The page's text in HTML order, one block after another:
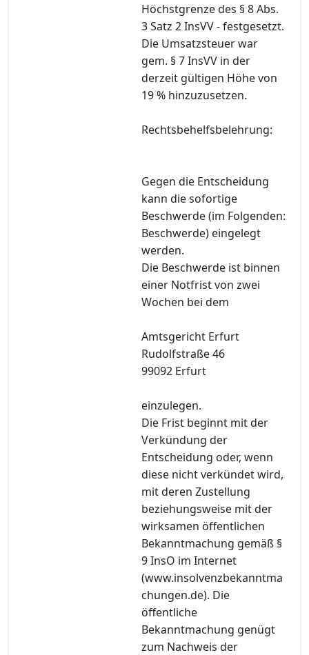
Höchstgrenze des § 8 Abs.
3 Satz 2 InsVV - festgesetzt.
Die Umsatzsteuer war
gem. § 7 InsVV in der
derzeit gültigen Höhe von
19 % hinzuzusetzen.
Rechtsbehelfsbelehrung:
Gegen die Entscheidung
kann die sofortige
Beschwerde (im Folgenden:
Beschwerde) eingelegt
werden.
Die Beschwerde ist binnen
einer Notfrist von zwei
Wochen bei dem
Amtsgericht Erfurt
Rudolfstraße 46
99092 Erfurt
einzulegen.
Die Frist beginnt mit der
Verkündung der
Entscheidung oder, wenn
diese nicht verkündet wird,
mit deren Zustellung
beziehungsweise mit der
wirksamen öffentlichen
Bekanntmachung gemäß §
9 InsO im Internet
(www.insolvenzbekanntma
chungen.de). Die
öffentliche
Bekanntmachung genügt
zum Nachweis der